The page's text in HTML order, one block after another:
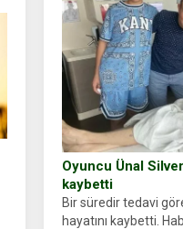
Sürücü
eksik olduğunu...
Oyuncu Ünal
kaybetti
Bir süredir tedavi
hayatını kaybetti.